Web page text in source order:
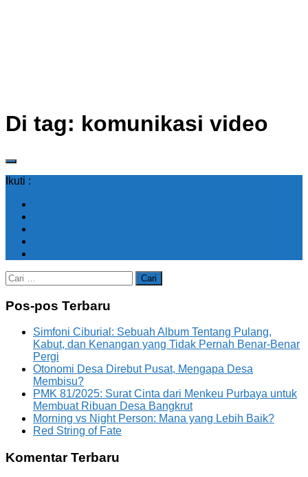
Di tag: komunikasi video
Ikuti :
Cari
untuk:
Pos-pos Terbaru
Simfoni Ciburial: Sebuah Album Tentang Pulang,
Kabut, dan Kenangan yang Tidak Pernah Benar-Benar
Pergi
Otonomi Desa Direbut Pusat, Mengapa Desa
Membisu?
PMK 81/2025: Surat Cinta dari Menkeu Purbaya untuk
Membuat Ribuan Desa Bangkrut
Morning vs Night Person: Mana yang Lebih Baik?
Red String of Fate
Komentar Terbaru